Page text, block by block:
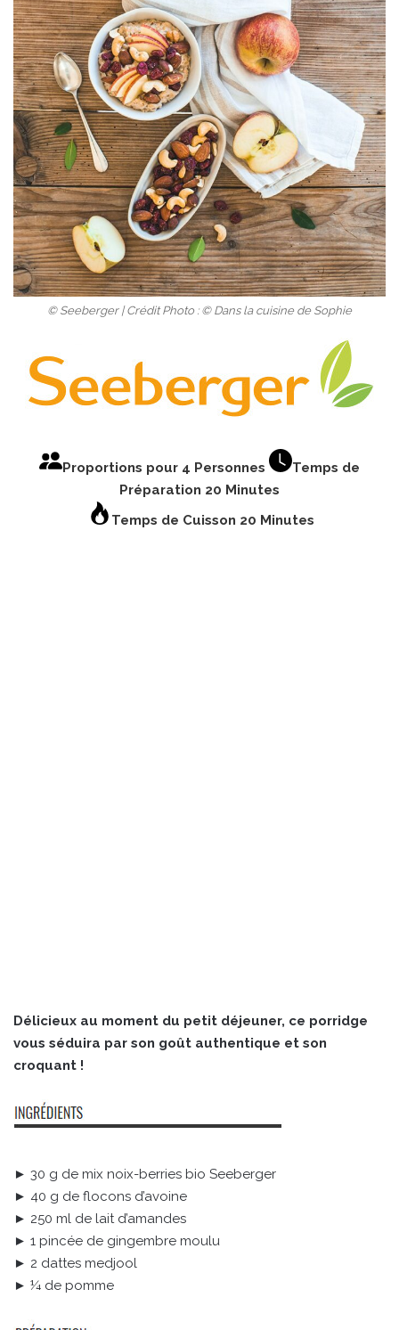
© Seeberger | Crédit Photo : © Dans la cuisine de Sophie
Proportions pour 4 Personnes
Temps de
Préparation 20 Minutes
Temps de Cuisson 20 Minutes
Délicieux au moment du petit déjeuner, ce porridge
vous séduira par son goût authentique et son
croquant !
► 30 g de mix noix-berries bio Seeberger
► 40 g de flocons d’avoine
► 250 ml de lait d’amandes
► 1 pincée de gingembre moulu
► 2 dattes medjool
► ¼ de pomme